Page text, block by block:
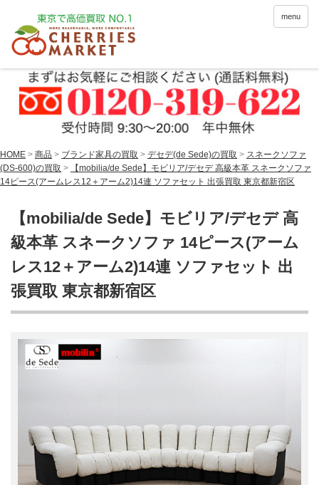
menu
HOME > 商品 > ブランド家具の買取 > デセデ(de Sede)の買取 > スネークソファ
(DS-600)の買取 >
【mobilia/de Sede】モビリア/デセデ 高級本革 スネークソファ
14ピース(アームレス12＋アーム2)14連 ソファセット 出張買取 東京都新宿区
【mobilia/de Sede】モビリア/デセデ 高
級本革 スネークソファ 14ピース(アーム
レス12＋アーム2)14連 ソファセット 出
張買取 東京都新宿区